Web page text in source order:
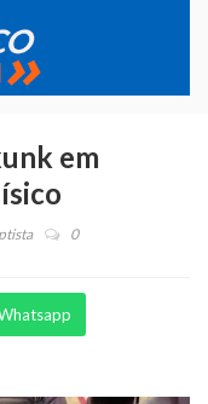
em
0